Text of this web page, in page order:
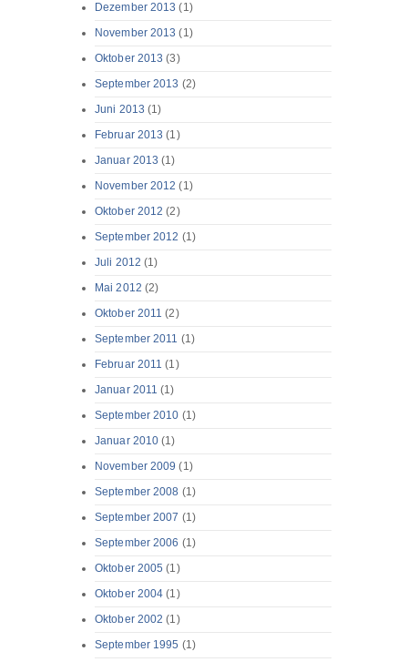
Dezember 2013 (1)
November 2013 (1)
Oktober 2013 (3)
September 2013 (2)
Juni 2013 (1)
Februar 2013 (1)
Januar 2013 (1)
November 2012 (1)
Oktober 2012 (2)
September 2012 (1)
Juli 2012 (1)
Mai 2012 (2)
Oktober 2011 (2)
September 2011 (1)
Februar 2011 (1)
Januar 2011 (1)
September 2010 (1)
Januar 2010 (1)
November 2009 (1)
September 2008 (1)
September 2007 (1)
September 2006 (1)
Oktober 2005 (1)
Oktober 2004 (1)
Oktober 2002 (1)
September 1995 (1)